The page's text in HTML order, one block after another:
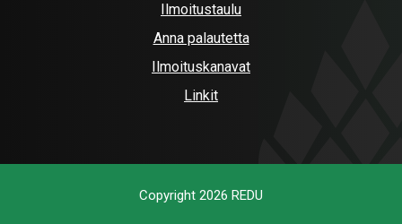
Ilmoitustaulu
Anna palautetta
Ilmoituskanavat
Linkit
Copyright 2026 REDU